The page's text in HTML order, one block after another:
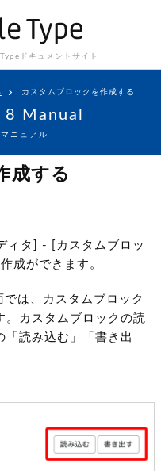
ドキュメントサイト
カスタムブロックを作成する
Manual
ニュアル
成する
ィタ] - [カスタムブロッ
成ができます。
では、カスタムブロック
カスタムブロックの読
読み込む」「書き出